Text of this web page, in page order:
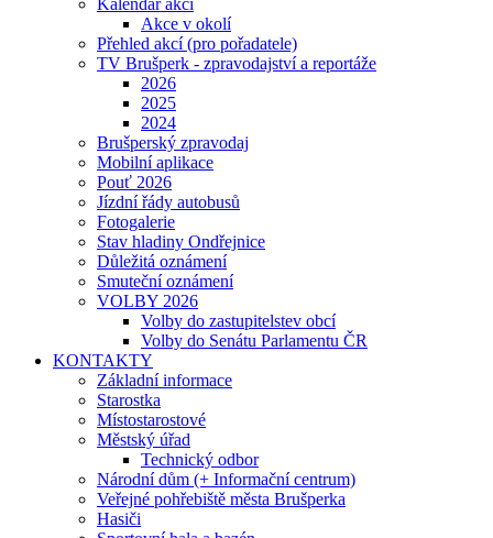
Kalendář akcí
Akce v okolí
Přehled akcí (pro pořadatele)
TV Brušperk - zpravodajství a reportáže
2026
2025
2024
Brušperský zpravodaj
Mobilní aplikace
Pouť 2026
Jízdní řády autobusů
Fotogalerie
Stav hladiny Ondřejnice
Důležitá oznámení
Smuteční oznámení
VOLBY 2026
Volby do zastupitelstev obcí
Volby do Senátu Parlamentu ČR
KONTAKTY
Základní informace
Starostka
Místostarostové
Městský úřad
Technický odbor
Národní dům (+ Informační centrum)
Veřejné pohřebiště města Brušperka
Hasiči